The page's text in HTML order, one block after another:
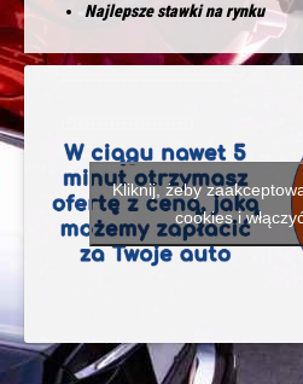
Najlepsze stawki na rynku
Kliknij, żeby
cookies i